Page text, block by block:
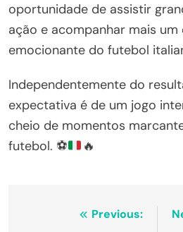
oportunidade de assistir
ação e acompanhar mais um
emocionante do futebol
Independentemente do
expectativa é de um jogo
cheio de momentos
futebol. ⚽ 🔥
NavegaçãoPrevious: